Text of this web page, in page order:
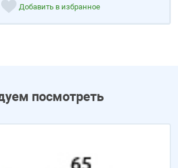
Добавить в избранное
посмотреть